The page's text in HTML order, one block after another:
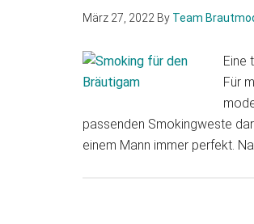
März 27, 2022 By Team
Eine
Für
passenden Smokingweste
einem Mann immer perfekt.